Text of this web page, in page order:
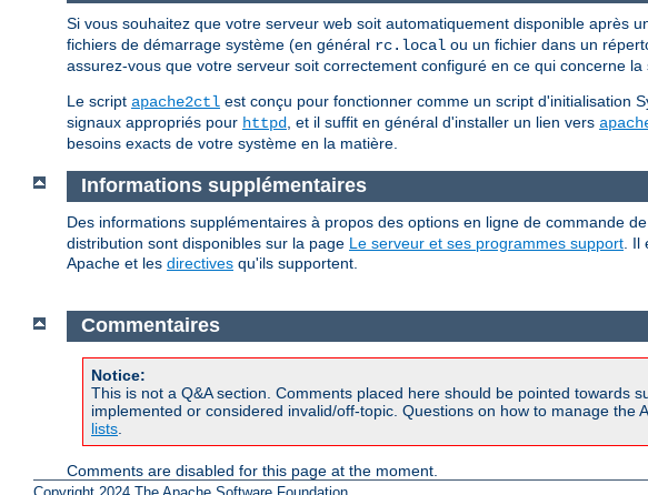
Si vous souhaitez que votre serveur web soit automatiquement disponible après
fichiers de démarrage système (en général rc.local ou un fichier dans un
assurez-vous que votre serveur soit correctement configuré en ce qui concerne
Le script apache2ctl est conçu pour fonctionner comme un script d'initialisation
signaux appropriés pour httpd, et il suffit en général d'installer un lien vers
besoins exacts de votre système en la matière.
Informations supplémentaires
Des informations supplémentaires à propos des options en ligne de commande de
distribution sont disponibles sur la page Le serveur et ses programmes support .
Apache et les directives qu'ils supportent.
Commentaires
Notice:
This is not a Q&A section. Comments placed here should be pointed
implemented or considered invalid/off-topic. Questions on how to manage
lists
Comments are disabled for this page at the moment.